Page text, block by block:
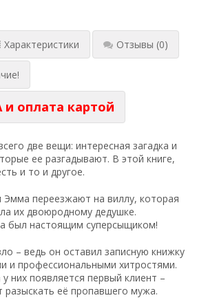
Характеристики Отзывы (0)
оплата картой
две вещи: интересная загадка и
ее разгадывают. В этой книге,
и то и другое.
Эмма переезжают на виллу, которая
их двоюродному дедушке.
был настоящим суперсыщиком!
– ведь он оставил записную книжку
и профессиональными хитростями.
них появляется первый клиент –
разыскать её пропавшего мужа.